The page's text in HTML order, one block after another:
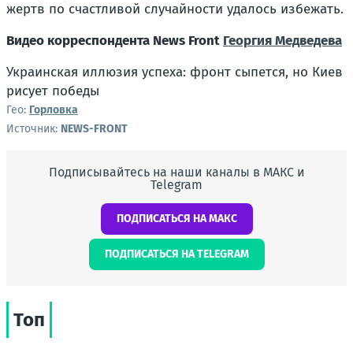
жертв по счаст­ли­вой слу­чай­но­сти уда­лось избе­жать.
Видео кор­ре­спон­ден­та News Front Геор­гия Мед­ве­де­ва
Укра­ин­ская иллю­зия успе­ха: фронт сыпет­ся, но Киев
рису­ет побе­ды
Гео: Горловка
Источник: NEWS-FRONT
Подписывайтесь на наши каналы в МАКС и
Telegram
ПОДПИСАТЬСЯ НА МАКС
ПОДПИСАТЬСЯ НА TELEGRAM
Топ